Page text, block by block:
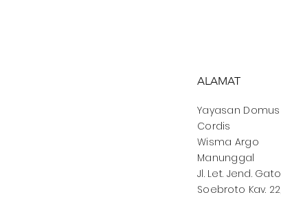
ALAMAT
Yayasan Domus
Cordis
Wisma Argo
Manunggal
Jl. Let. Jend.
Soebroto Kav. 22,